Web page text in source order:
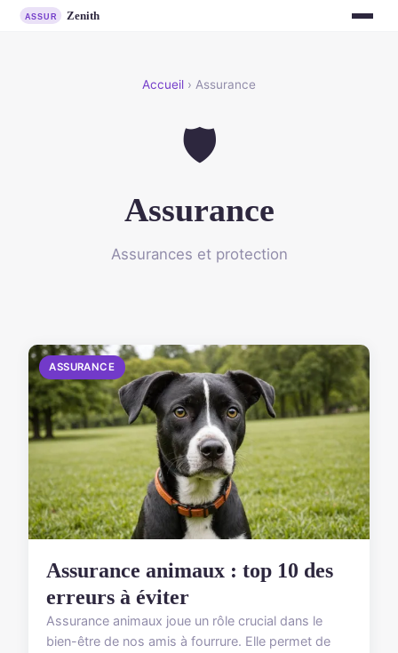
Accueil › Assurance
🛡️
Assurance
Assurances et protection
ASSURANCE
Assurance animaux : top 10 des
erreurs à éviter
Assurance animaux joue un rôle crucial dans le
bien-être de nos amis à fourrure. Elle permet de